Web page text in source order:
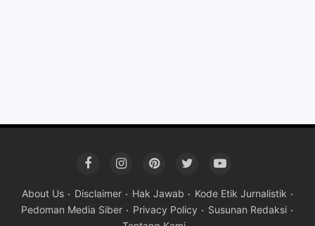
About Us Disclaimer Hak Jawab
Kode Etik Jurnalistik
Pedoman Media Siber
Privacy Policy
Susunan Redaksi